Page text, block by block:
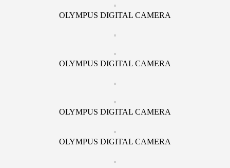
OLYMPUS DIGITAL CAMERA
OLYMPUS DIGITAL CAMERA
OLYMPUS DIGITAL CAMERA
OLYMPUS DIGITAL CAMERA